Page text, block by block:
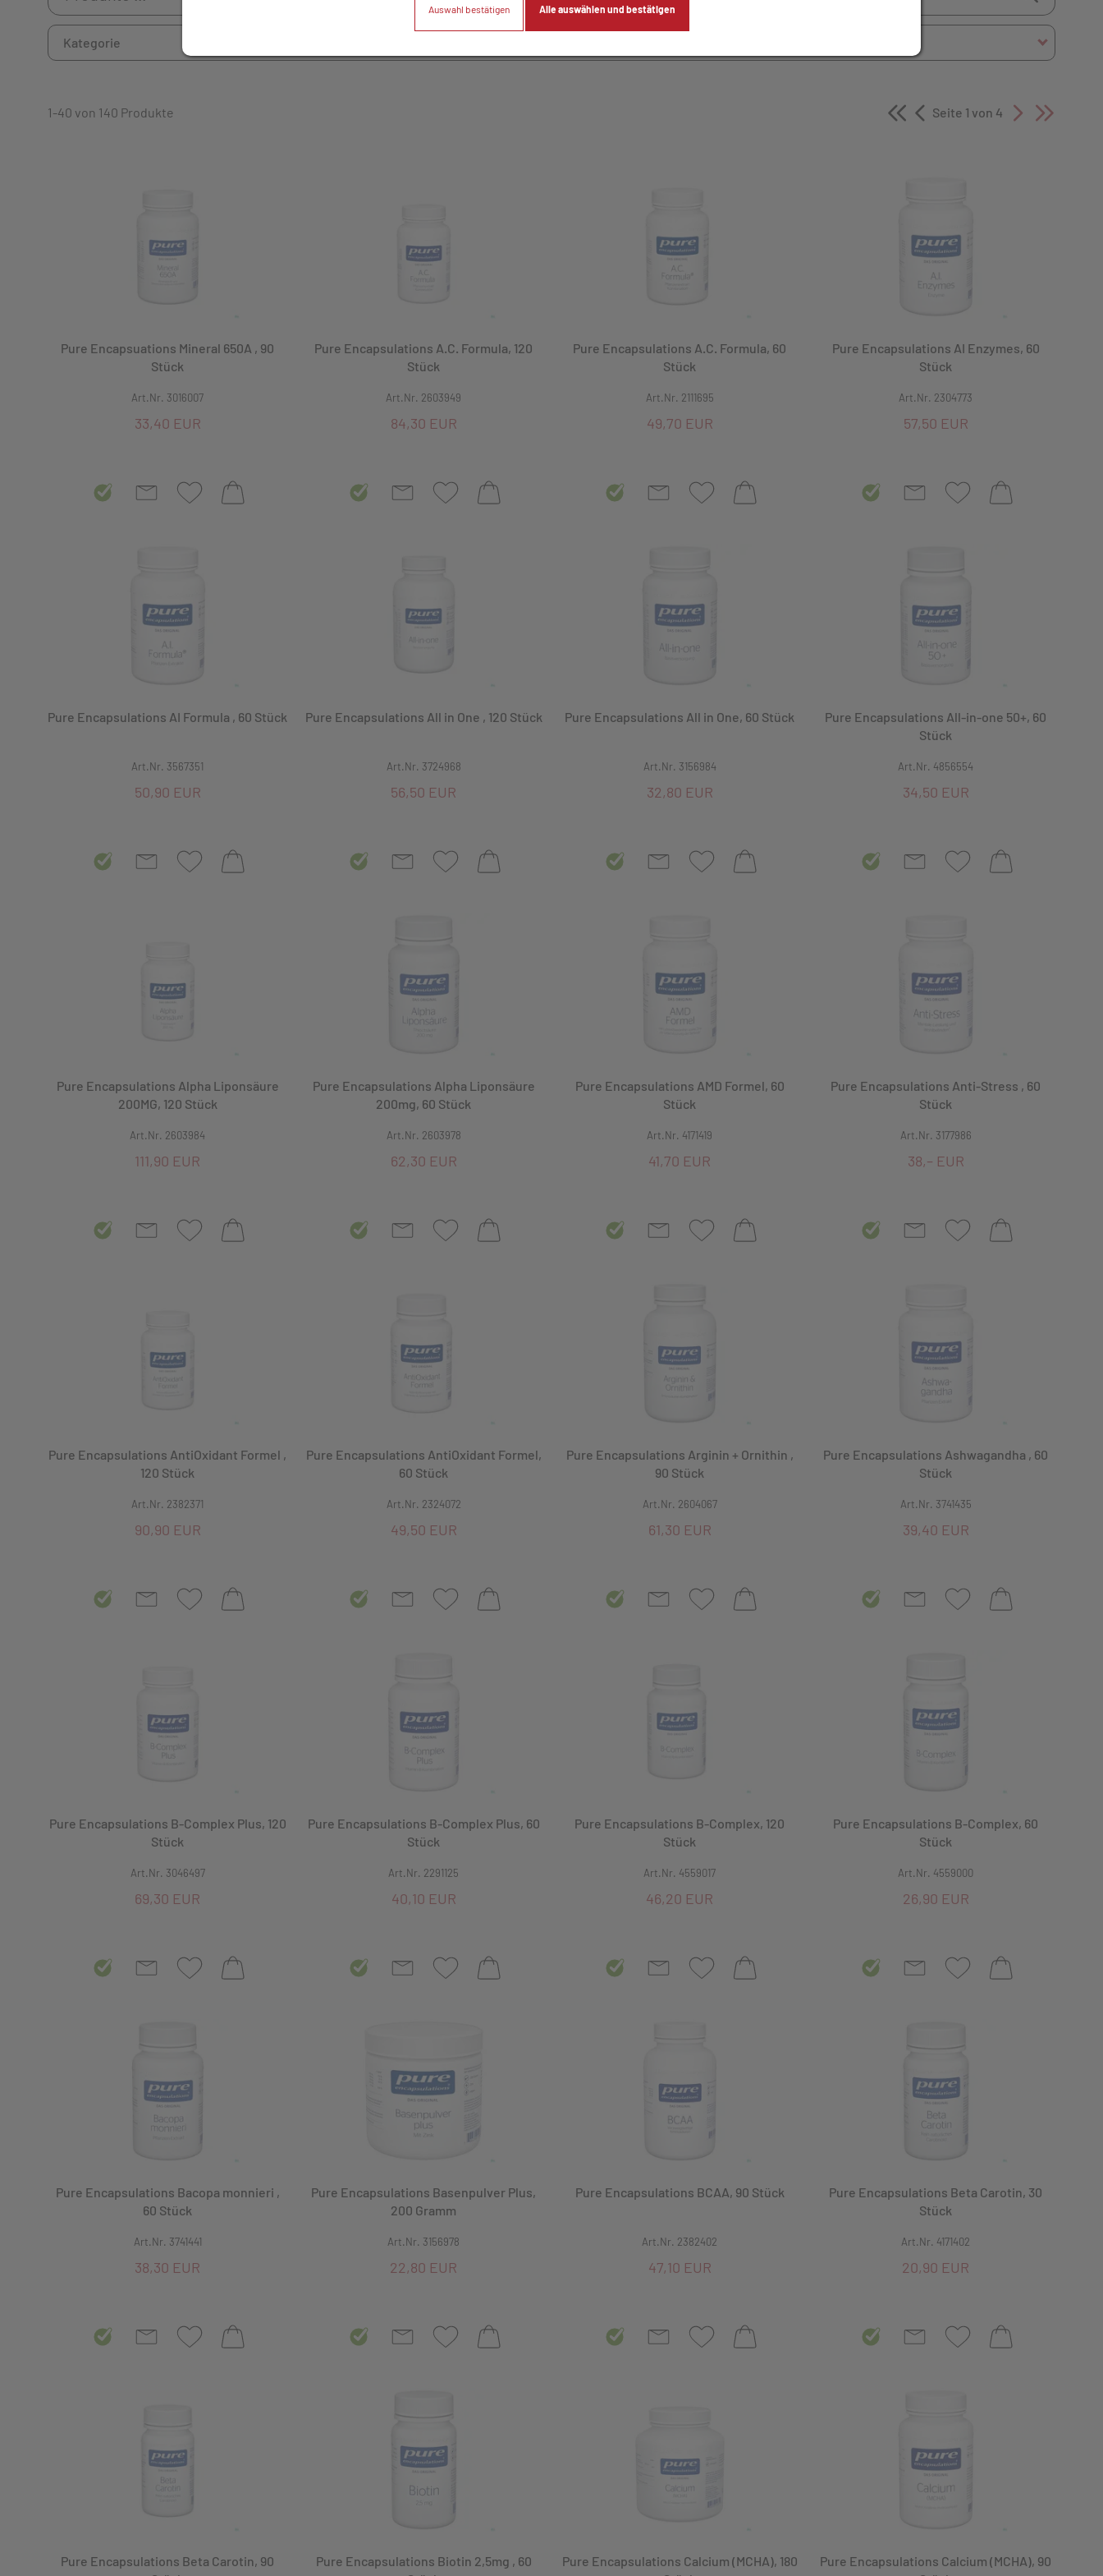
Kategorie
Kategorie
Augenmittel z. Unterstützung d.Sehkraft
Calcium
COVID-19
Eisen
Haare & Nägel
Immunstimulantien
Lipidsenk., Diabetes u. Arteriosklerose
Mineralstoffe
Nahrungserg. für Schwangere
Vitamin B
Vitamine, Kombinationspräparate
Vitamine, Monopräparate
Zellschutz, Radikalfänger
Zufuhr von ungesättigten Fettsäuren
Auswahl übernehmen
1-40 von 140 Produkte Seite 1 von 4
Pure Encapsuations Mineral 650A , 90
Stück
Art.Nr. 3016007
33,40 EUR
Pure Encapsulations A.C. Formula, 120
Stück
Art.Nr. 2603949
84,30 EUR
Pure Encapsulations A.C. Formula, 60
Stück
Art.Nr. 2111695
49,70 EUR
Pure Encapsulations AI Enzymes, 60
Stück
Art.Nr. 2304773
57,50 EUR
Pure Encapsulations AI Formula , 60 Stück
Art.Nr. 3567351
50,90 EUR
Pure Encapsulations All in One , 120 Stück
Art.Nr. 3724968
56,50 EUR
Pure Encapsulations All in One, 60 Stück
Art.Nr. 3156984
32,80 EUR
Pure Encapsulations All-in-one 50+, 60
Stück
Art.Nr. 4856554
34,50 EUR
Pure Encapsulations Alpha Liponsäure
200MG, 120 Stück
Art.Nr. 2603984
111,90 EUR
Pure Encapsulations Alpha Liponsäure
200mg, 60 Stück
Art.Nr. 2603978
62,30 EUR
Pure Encapsulations AMD Formel, 60
Stück
Art.Nr. 4171419
41,70 EUR
Pure Encapsulations Anti-Stress , 60
Stück
Art.Nr. 3177986
38,– EUR
Pure Encapsulations AntiOxidant Formel ,
120 Stück
Art.Nr. 2382371
90,90 EUR
Pure Encapsulations AntiOxidant Formel,
60 Stück
Art.Nr. 2324072
49,50 EUR
Pure Encapsulations Arginin + Ornithin ,
90 Stück
Art.Nr. 2604067
61,30 EUR
Pure Encapsulations Ashwagandha , 60
Stück
Art.Nr. 3741435
39,40 EUR
Pure Encapsulations B-Complex Plus, 120
Stück
Art.Nr. 3046497
69,30 EUR
Pure Encapsulations B-Complex Plus, 60
Stück
Art.Nr. 2291125
40,10 EUR
Pure Encapsulations B-Complex, 120
Stück
Art.Nr. 4559017
46,20 EUR
Pure Encapsulations B-Complex, 60
Stück
Art.Nr. 4559000
26,90 EUR
Pure Encapsulations Bacopa monnieri ,
60 Stück
Art.Nr. 3741441
38,30 EUR
Pure Encapsulations Basenpulver Plus,
200 Gramm
Art.Nr. 3156978
22,80 EUR
Pure Encapsulations BCAA, 90 Stück
Art.Nr. 2382402
47,10 EUR
Pure Encapsulations Beta Carotin, 30
Stück
Art.Nr. 4171402
20,90 EUR
Pure Encapsulations Beta Carotin, 90
Pure Encapsulations Biotin 2,5mg , 60
Pure Encapsulations Calcium (MCHA), 180
Pure Encapsulations Calcium (MCHA), 90
Auswahl bestätigen Alle auswählen und bestätigen